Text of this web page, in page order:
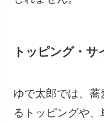
トッピング・サ
ゆで太郎では、蕎
るトッピングや